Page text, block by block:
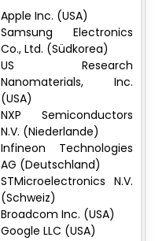
Apple Inc. (USA)
Samsung Electronics
Co., Ltd. (Südkorea)
US Research
Nanomaterials, Inc.
(USA)
NXP Semiconductors
N.V. (Niederlande)
Infineon Technologies
AG (Deutschland)
STMicroelectronics N.V.
(Schweiz)
Broadcom Inc. (USA)
Google LLC (USA)